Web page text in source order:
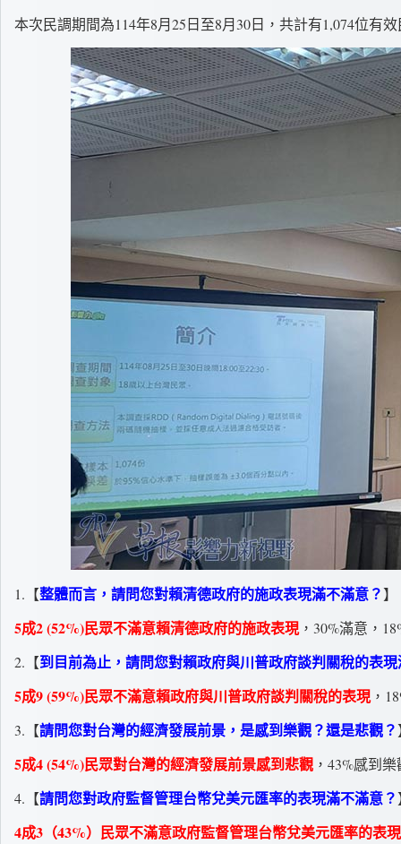
本次民調期間為114年8月25日至8月30日，共計有1,074位有
1.【整體而言，請問您對賴清德政府的施政表現滿不滿意？】
5成2 (52%)民眾不滿意賴清德政府的施政表現，30%滿意，
2.【到目前為止，請問您對賴政府與川普政府談判關稅的表
5成9 (59%)民眾不滿意賴政府與川普政府談判關稅的表現，
3.【請問您對台灣的經濟發展前景，是感到樂觀？還是悲觀？
5成4 (54%)民眾對台灣的經濟發展前景感到悲觀 ，43%感到
4.【請問您對政府監督管理台幣兌美元匯率的表現滿不滿意？
4成3（43%）民眾不滿意政府監督管理台幣兌美元匯率的表現